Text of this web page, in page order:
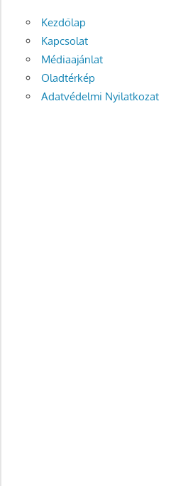
Kezdőlap
Kapcsolat
Médiaajánlat
Oladtérkép
Adatvédelmi Nyilatkozat